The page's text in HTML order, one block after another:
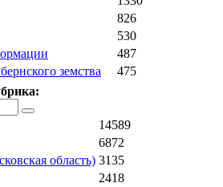
826
530
487
земства
475
14589
6872
область) 3135
2418